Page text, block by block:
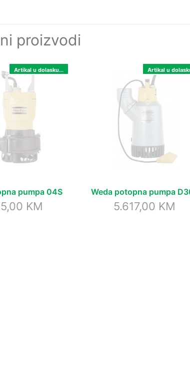
proizvodi
Artikal u dolasku...
pumpa 04S
KM
Artikal u
Weda potopna pumpa
5.617,00 KM